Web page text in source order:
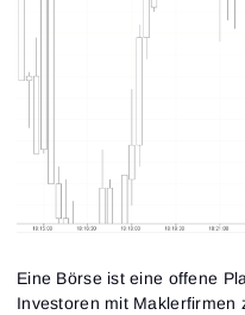
Eine Börse ist eine offene
Investoren mit Maklerfirmen